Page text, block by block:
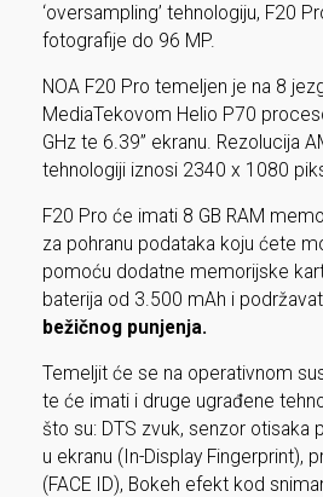
‘oversampling’ tehnologiju, F20
fotografije do 96 MP.
NOA F20 Pro temeljen je na 8
MediaTekovom Helio P70
GHz te 6.39” ekranu. Rezolucija
tehnologiji iznosi 2340 x 1080
F20 Pro će imati 8 GB RAM
za pohranu podataka koju ćete
pomoću dodatne memorijske
baterija od 3.500 mAh i
bežičnog punjenja.
Temeljit će se na operativnom
te će imati i druge ugrađene
što su: DTS zvuk, senzor otisaka
u ekranu (In-Display Fingerprint),
(FACE ID), Bokeh efekt kod